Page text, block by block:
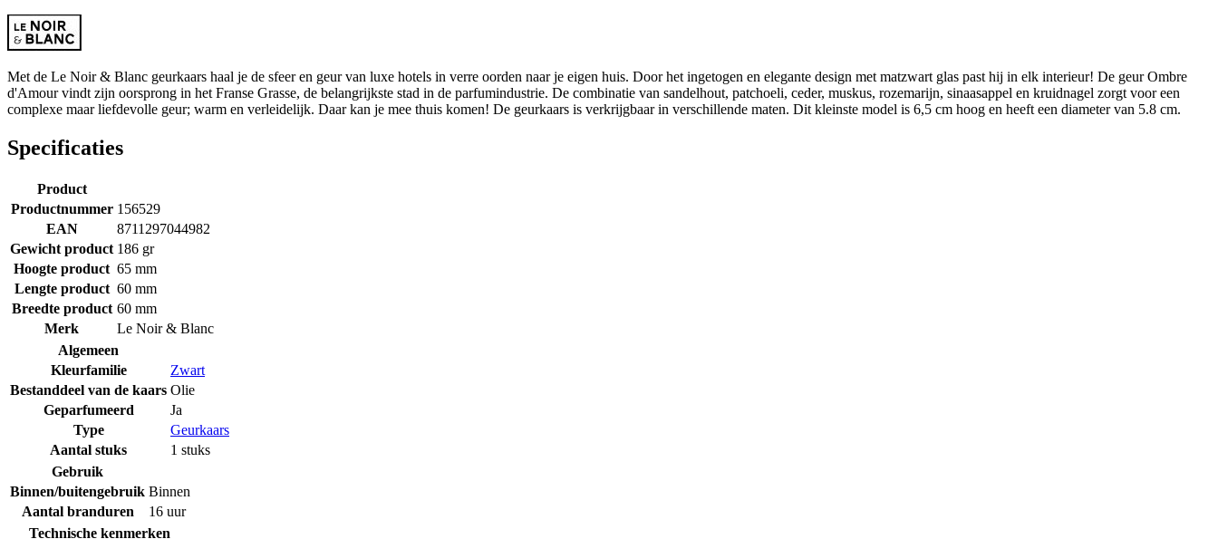
Met de Le Noir & Blanc geurkaars haal je de sfeer en geur van luxe hotels in verre oorden naar je eigen huis. Door het ingetogen en elegante design met matzwart glas past hij in elk interieur! De geur Ombre
d'Amour vindt zijn oorsprong in het Franse Grasse, de belangrijkste stad in de parfumindustrie. De combinatie van sandelhout, patchoeli, ceder, muskus, rozemarijn, sinaasappel en kruidnagel zorgt voor een
complexe maar liefdevolle geur; warm en verleidelijk. Daar kan je mee thuis komen! De geurkaars is verkrijgbaar in verschillende maten. Dit kleinste model is 6,5 cm hoog en heeft een diameter van 5.8 cm.
Specificaties
Product
Productnummer 156529
EAN
8711297044982
Gewicht product 186 gr
Hoogte product 65 mm
Lengte product 60 mm
Breedte product 60 mm
Merk
Le Noir & Blanc
Algemeen
Kleurfamilie
Zwart
Bestanddeel van de kaars Olie
Geparfumeerd
Ja
Type
Geurkaars
Aantal stuks
1 stuks
Gebruik
Binnen/buitengebruik Binnen
Aantal branduren
16 uur
Technische kenmerken